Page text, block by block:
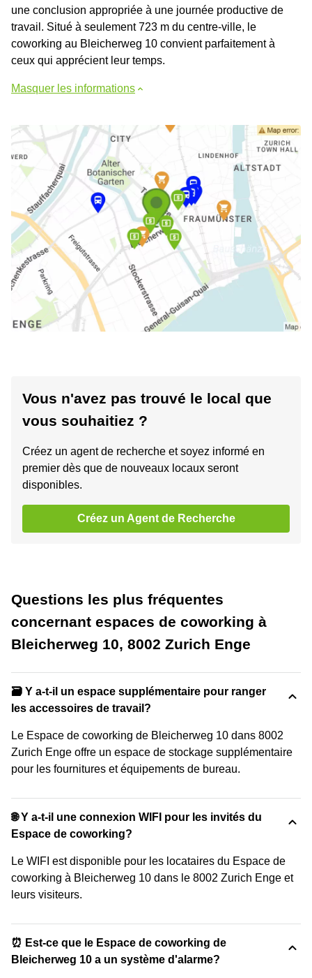
une conclusion appropriée à une journée productive de
travail. Situé à seulement 723 m du centre-ville, le
coworking au Bleicherweg 10 convient parfaitement à
ceux qui apprécient leur temps.
Masquer les informations
Vous n'avez pas trouvé le local que
vous souhaitiez ?
Créez un agent de recherche et soyez informé en
premier dès que de nouveaux locaux seront
disponibles.
Créez un Agent de Recherche
Questions les plus fréquentes
concernant espaces de coworking à
Bleicherweg 10, 8002 Zurich Enge
🗃️ Y a-t-il un espace supplémentaire pour ranger
les accessoires de travail?
Le Espace de coworking de Bleicherweg 10 dans 8002
Zurich Enge offre un espace de stockage supplémentaire
pour les fournitures et équipements de bureau.
🌐 Y a-t-il une connexion WIFI pour les invités du
Espace de coworking?
Le WIFI est disponible pour les locataires du Espace de
coworking à Bleicherweg 10 dans le 8002 Zurich Enge et
leurs visiteurs.
⏰ Est-ce que le Espace de coworking de
Bleicherweg 10 a un système d'alarme?